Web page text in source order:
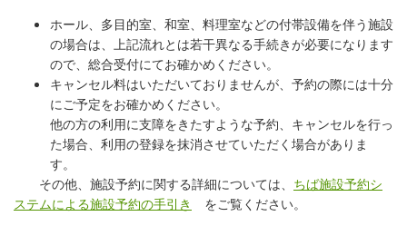
ホール、多目的室、和室、料理室などの付帯設備を伴う施設
の場合は、上記流れとは若干異なる手続きが必要になります
ので、総合受付にてお確かめください。
キャンセル料はいただいておりませんが、予約の際には十分
にご予定をお確かめください。
他の方の利用に支障をきたすような予約、キャンセルを行っ
た場合、利用の登録を抹消させていただく場合がありま
す。
その他、施設予約に関する詳細については、 ちば施設予約シ
ステムによる施設予約の手引き
をご覧ください。